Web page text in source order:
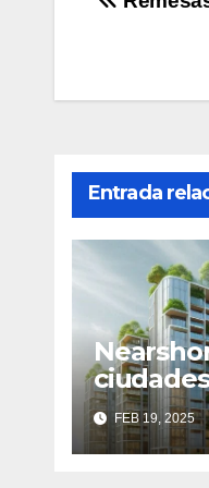
Entrada
FEB 19, 2025